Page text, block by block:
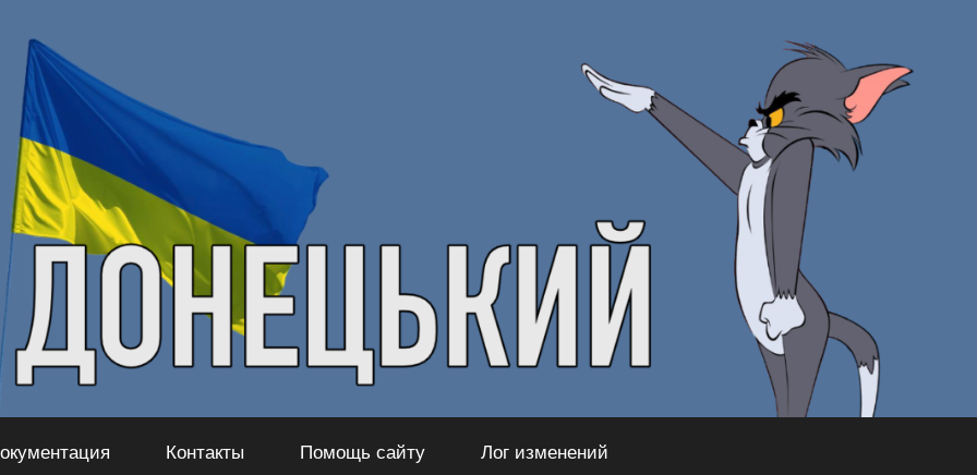
Контакты Помощь сайту Лог изменений